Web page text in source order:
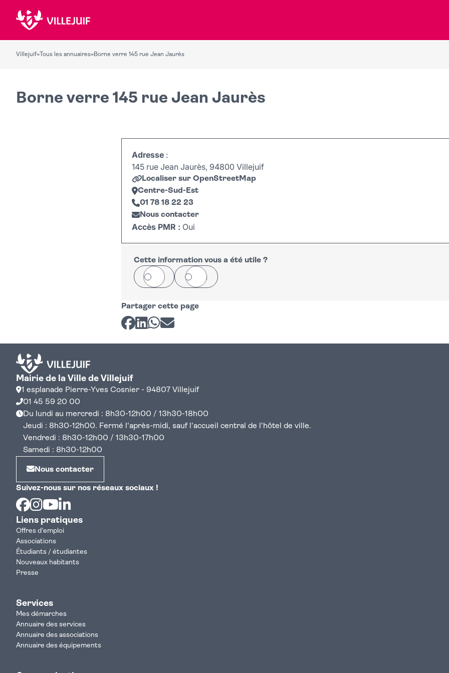
Villejuif» Tous les annuaires»Borne verre 145 rue Jean Jaurès
Borne verre 145 rue Jean Jaurès
Adresse :
145 rue Jean Jaurès, 94800 Villejuif
Localiser sur OpenStreetMap
Centre-Sud-Est
01 78 18 22 23
Nous contacter
Accès PMR : Oui
+
−
Cette information vous a été utile ?
Oui Non
Partager cette page
Partager sur Facebook
Partager sur LinkedIn
Partager sur Whatsapp
Partager par courriel
Mairie de la Ville de Villejuif
1 esplanade Pierre-Yves Cosnier - 94807 Villejuif
01 45 59 20 00
Du lundi au mercredi : 8h30-12h00 / 13h30-18h00
Jeudi : 8h30-12h00. Fermé l'après-midi, sauf l'accueil central de l'hôtel de ville.
Vendredi : 8h30-12h00 / 13h30-17h00
Samedi : 8h30-12h00
Nous contacter
Suivez-nous sur nos réseaux sociaux !
Facebook
Instagram
Youtube
Liens pratiques
Offres d'emploi
Associations
Étudiants / étudiantes
Nouveaux habitants
Presse
Services
Mes démarches
Annuaire des services
Annuaire des associations
Annuaire des équipements